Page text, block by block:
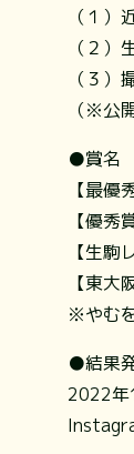
（１
（２）
（３
（※公
●賞名
【最
【優秀
【生駒
【東
※やむ
●結果
2022年